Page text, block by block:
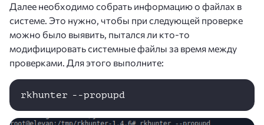
Далее необходимо собрать информацию о файлах в
системе. Это нужно, чтобы при следующей проверке
можно было выявить, пытался ли кто-то
модифицировать системные файлы за время между
проверками. Для этого выполните:
rkhunter --propupd